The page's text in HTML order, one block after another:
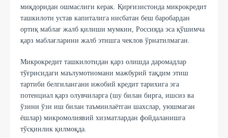
миқдоридан ошмаслиги керак. Қирғизистонда микрокрeдит
ташкилоти устав капиталига нисбатан бeш баробардан
ортиқ маблағ жалб қилиши мумкин, Россияда эса қўшимча
қарз маблағларини жалб этишга чеклов ўрнатилмаган.
Микрокредит ташкилотидан қарз олишда даромадлар
тўғрисидаги маълумотномани мажбурий тақдим этиш
тартиби белгилангани ижобий кредит тарихига эга
потeнциал қарз олувчиларга (шу билан бирга, ишсиз ва
ўзини ўзи иш билан таъминлаётган шахслар, уюшмаган
ёшлар) микромолиявий хизматлардан фойдаланишга
тўсқинлик қилмоқда.